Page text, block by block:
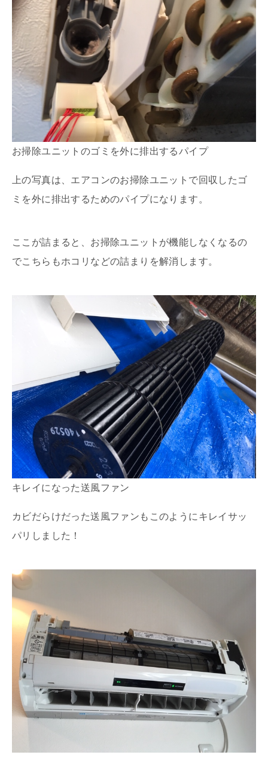
お掃除ユニットのゴミを外に排出するパイプ
上の写真は、エアコンのお掃除ユニットで回収したゴ
ミを外に排出するためのパイプになります。
ここが詰まると、お掃除ユニットが機能しなくなるの
でこちらもホコリなどの詰まりを解消します。
キレイになった送風ファン
カビだらけだった送風ファンもこのようにキレイサッ
パリしました！